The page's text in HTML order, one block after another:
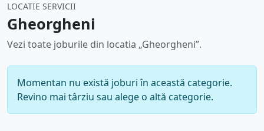
LOCATIE SERVICII
Gheorgheni
Vezi toate joburile din locatia „Gheorgheni”.
Momentan nu există joburi în această categorie.
Revino mai târziu sau alege o altă categorie.